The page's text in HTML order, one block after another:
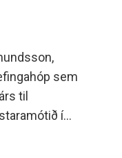
sem
til
í